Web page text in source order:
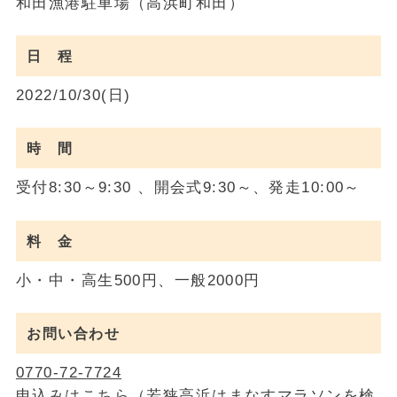
日 程
2022/10/30(日)
時 間
受付8:30～9:30 、開会式9:30～、発走10:00～
料 金
小・中・高生500円、一般2000円
お問い合わせ
0770-72-7724